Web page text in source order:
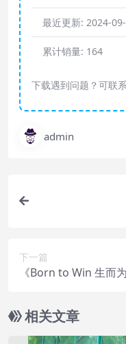
最近更新: 2024-
累计销量: 164
下载遇到问题？可联
admin
下一篇
《Born to Win 生而
相关文章